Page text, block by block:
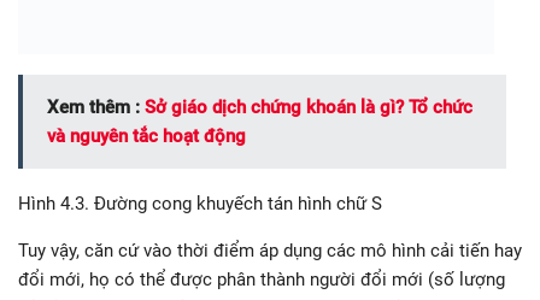
Xem thêm : Sở giáo dịch chứng khoán là gì? Tổ chức
và nguyên tắc hoạt động
Hình 4.3. Đường cong khuyếch tán hình chữ S
Tuy vậy, căn cứ vào thời điểm áp dụng các mô hình cải tiến hay
đổi mới, họ có thể được phân thành người đổi mới (số lượng